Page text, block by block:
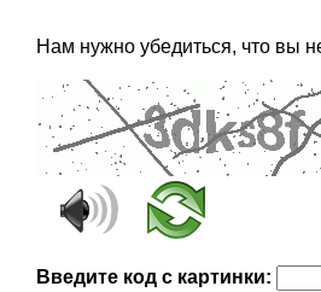
Нам нужно убедиться, что вы
Введите код с картинки: